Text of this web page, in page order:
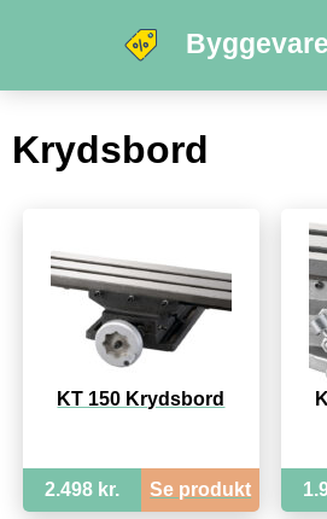
Krydsbord
KT 150 Krydsbord
2.498 kr. Se produkt